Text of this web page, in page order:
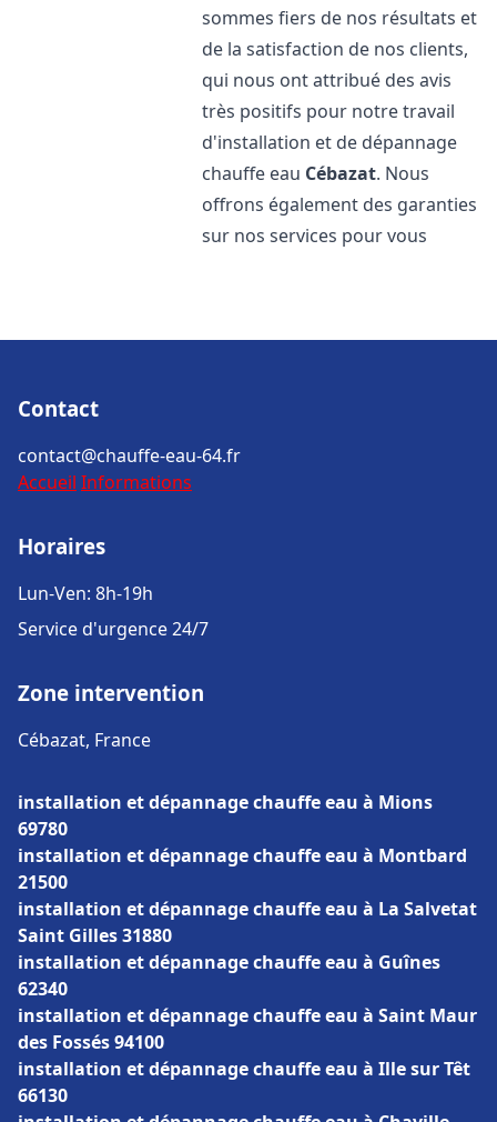
sommes fiers de nos résultats et
de la satisfaction de nos clients,
qui nous ont attribué des avis
très positifs pour notre travail
d'installation et de dépannage
chauffe eau Cébazat. Nous
offrons également des garanties
sur nos services pour vous
Contact
contact@chauffe-eau-64.fr
Accueil Informations
Horaires
Lun-Ven: 8h-19h
Service d'urgence 24/7
Zone intervention
Cébazat, France
installation et dépannage chauffe eau à Mions
69780
installation et dépannage chauffe eau à Montbard
21500
installation et dépannage chauffe eau à La Salvetat
Saint Gilles 31880
installation et dépannage chauffe eau à Guînes
62340
installation et dépannage chauffe eau à Saint Maur
des Fossés 94100
installation et dépannage chauffe eau à Ille sur Têt
66130